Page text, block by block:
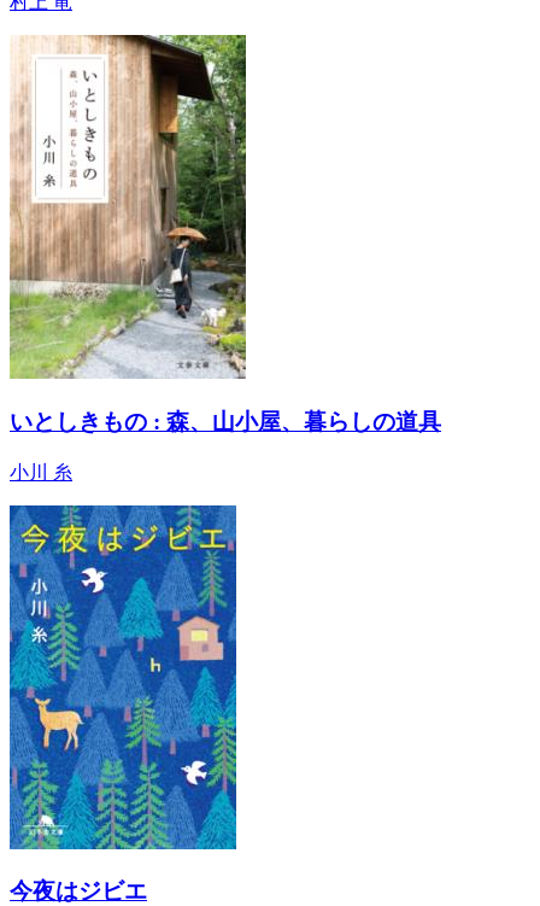
いとしきもの : 森、山小屋、暮らしの道具
小川 糸
今夜はジビエ